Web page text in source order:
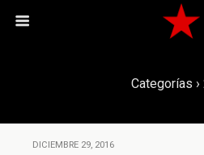
Categorías ›
DICIEMBRE 29, 2016